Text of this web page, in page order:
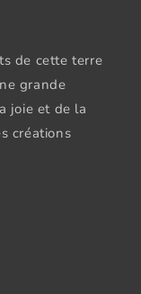
de cette terre
grande
joie et de la
créations